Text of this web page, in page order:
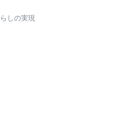
しの実現